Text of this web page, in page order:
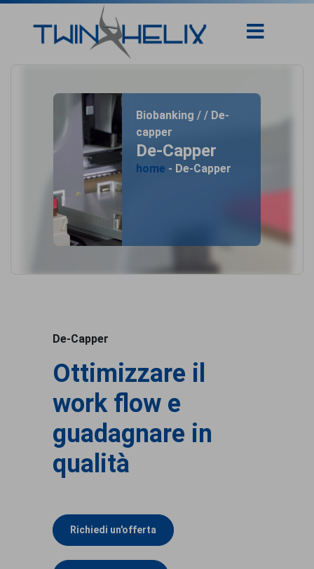
Biobanking / / De-
capper
De-Capper
home - De-Capper
De-Capper
Ottimizzare il
work flow e
guadagnare in
qualità
Richiedi un'offerta